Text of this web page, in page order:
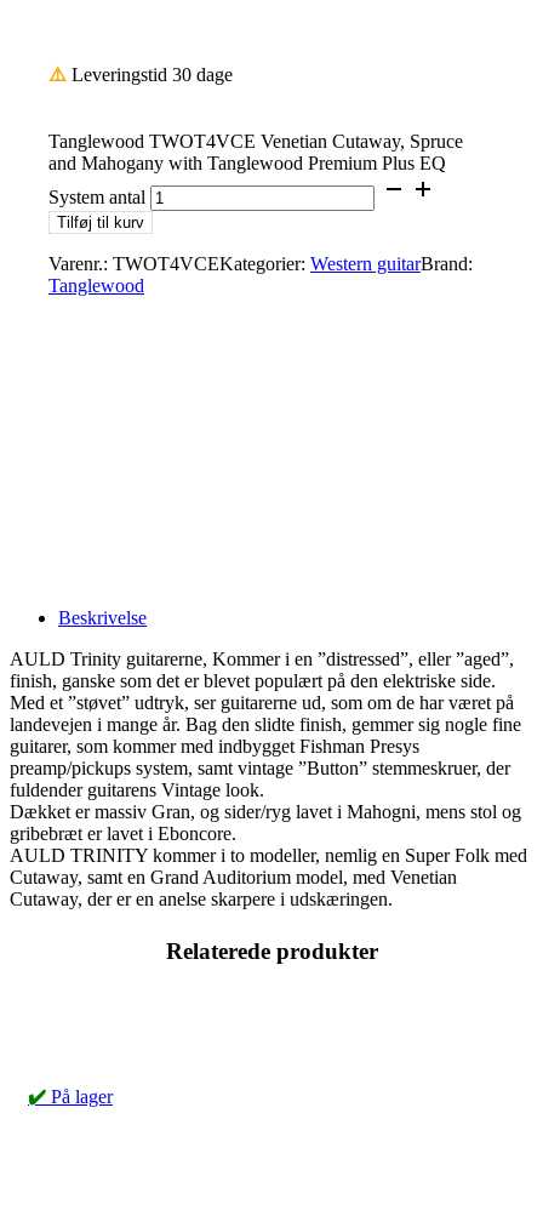
⚠️ Leveringstid 30 dage
Tanglewood TWOT4VCE Venetian Cutaway, Spruce
and Mahogany with Tanglewood Premium Plus EQ
System antal
Tilføj til kurv
Varenr.: TWOT4VCEKategorier: Western guitarBrand:
Tanglewood
Beskrivelse
AULD Trinity guitarerne, Kommer i en ”distressed”, eller ”aged”,
finish, ganske som det er blevet populært på den elektriske side.
Med et ”støvet” udtryk, ser guitarerne ud, som om de har været på
landevejen i mange år. Bag den slidte finish, gemmer sig nogle fine
guitarer, som kommer med indbygget Fishman Presys
preamp/pickups system, samt vintage ”Button” stemmeskruer, der
fuldender guitarens Vintage look.
Dækket er massiv Gran, og sider/ryg lavet i Mahogni, mens stol og
gribebræt er lavet i Eboncore.
AULD TRINITY kommer i to modeller, nemlig en Super Folk med
Cutaway, samt en Grand Auditorium model, med Venetian
Cutaway, der er en anelse skarpere i udskæringen.
Relaterede produkter
✔️ På lager